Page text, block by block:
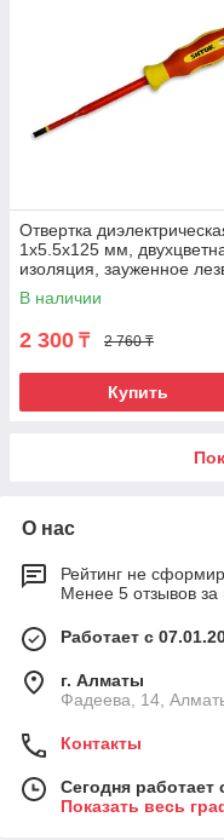
Отвертка
1х5.5х125 мм,
изоляция, зауженное
SHTOK.
В наличии
2 300 ₸ 2 760 ₸
Купить
О нас
Рейтинг не
Менее 5 отзывов за
Работает с
г. Алматы
Фадеева, 14,
Контакты
Сегодня работает
Показать весь